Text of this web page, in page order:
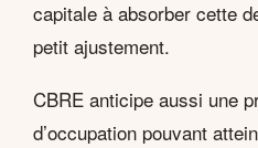
capitale à absorber cette
petit ajustement.
CBRE anticipe aussi une
d’occupation pouvant